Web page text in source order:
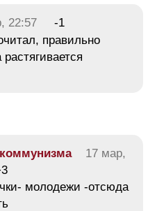
22:57
-1
правильно
17 мар,
молодежи -отсюда